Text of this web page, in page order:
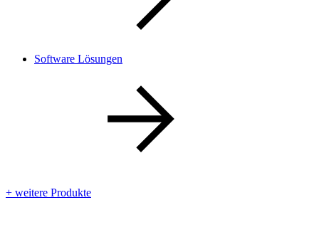
Software Lösungen
+ weitere Produkte